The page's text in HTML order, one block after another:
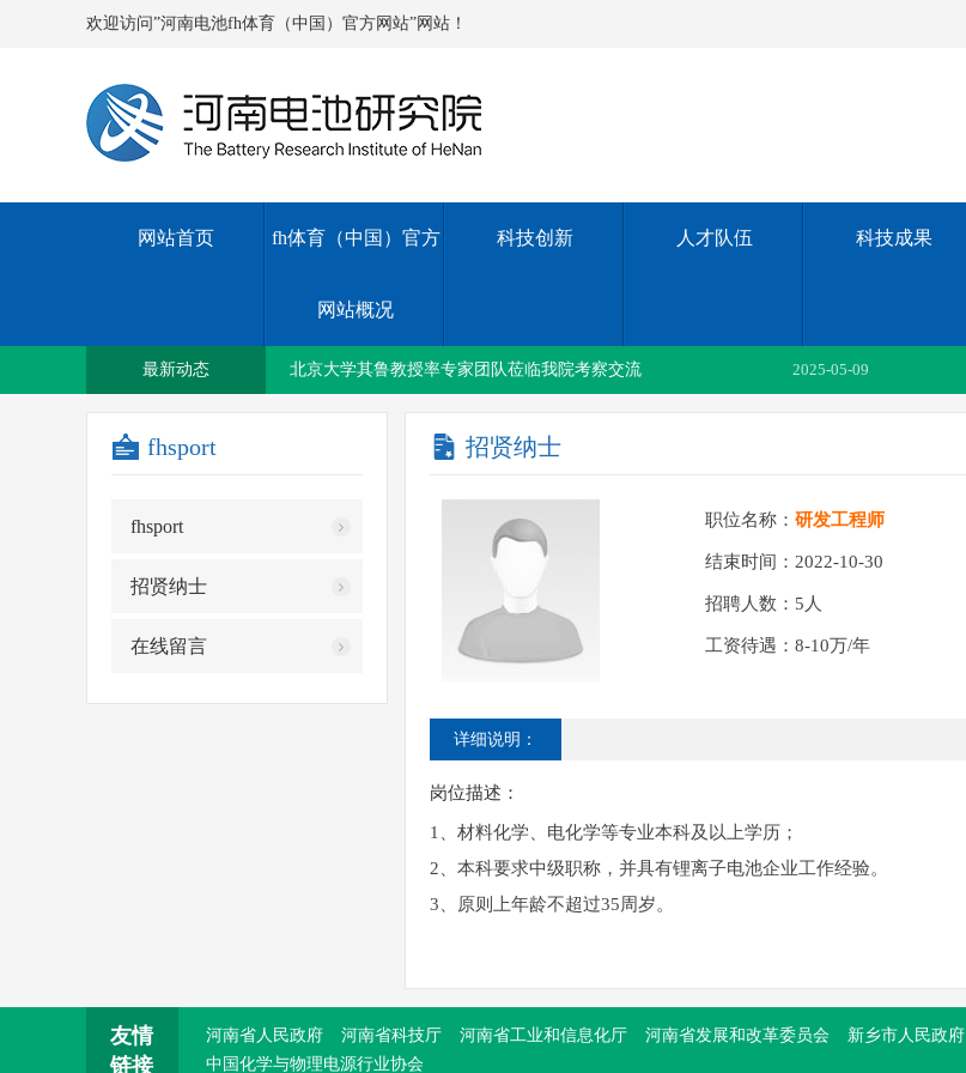
欢迎访问”河南电池fh体育（中国）官方网站”网站！
网站首页 fh体育（中国）官方
网站概况
科技创新 人才队伍 科技成果
最新动态
新乡国资集团与新乡铁塔公司签订战略合作协议
北京大学其鲁教授率专家团队莅临我院考察交流 2025-05-09
河南电池fh体育（中国）官方网站“威世”系列产品首秀第七届中国（郑州）国际新型电力产业展览会暨2025中原国际源网荷储一体化发展博览会 2025-04-18
我院召开2023年上半年度工作会议
河南省科技厅党组成员、副厅长何守法带领调研组莅临我院参观调研 2022-09-05
洛阳紫光太阳能应用技术fh体育（中国）官方网站院长兰琴一行莅临我院参观交流 2022-07-15
省政协副主席戴柏华一行莅临我院参观调研 2022-07-11
省委改革办调研组莅临我院参观调研 2022-07-01
我院赴唐庄太行公仆展览馆参观学习吴金印同志先进事迹
招贤纳士
职位名称： 研发工程师
结束时间：2022-10-30
招聘人数：5人
工资待遇：8-10万/年
详细说明：
岗位描述：
1、材料化学、电化学等专业本科及以上学历；
2、本科要求中级职称，并具有锂离子电池企业工作经验。
3、原则上年龄不超过35周岁。
fhsport
fhsport
招贤纳士
在线留言
友情
链接
河南省人民政府 河南省科技厅 河南省工业和信息化厅 河南省发展和改革委员会 新乡市人民政府
中国化学与物理电源行业协会